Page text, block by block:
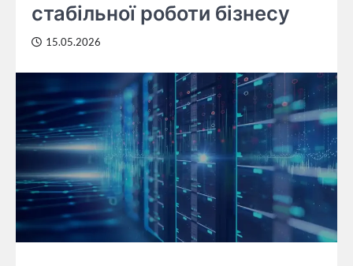
стабільної роботи бізнесу
15.05.2026